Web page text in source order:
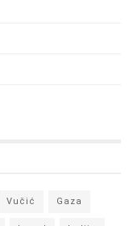
Vučić Gaza